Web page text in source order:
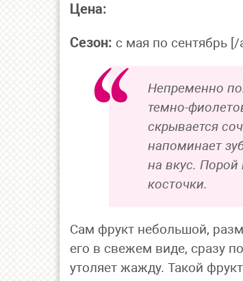
Цена:
Сезон: с мая по сентябрь [/
Непременно
темно-
скрывается
напоминает
на вкус. Порой
косточки.
Сам фрукт небольшой,
его в свежем виде, сразу
утоляет жажду. Такой